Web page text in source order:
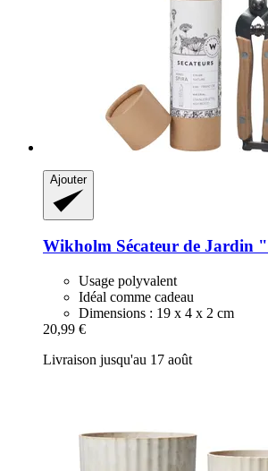
Ajouter
Wikholm Sécateur de Jardin
Usage polyvalent
Idéal comme cadeau
Dimensions : 19 x 4 x 2 cm
20,99 €
Livraison jusqu'au 17 août